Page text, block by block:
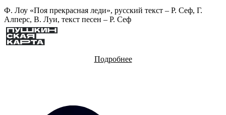
Ф. Лоу «Поя прекрасная леди», русский текст – Р. Сеф, Г.
Алперс, В. Луи, текст песен – Р. Сеф
Подробнее